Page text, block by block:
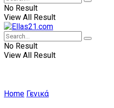
No Result
View All Result
No Result
View All Result
Home Γενικά